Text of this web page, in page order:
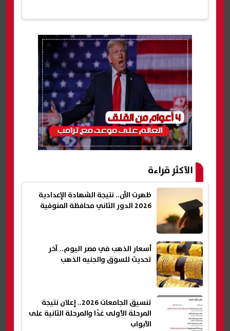
الأكثر قراءة
ظهرت الآن.. نتيجة الشهادة الإعدادية
2026 الدور الثاني محافظة المنوفية
أسعار الذهب في مصر اليوم.. آخر
تحديث للسوق والجنيه الذهب
تنسيق الجامعات 2026.. إعلان نتيجة
المرحلة الأولى غدًا والمرحلة الثانية على
الأبواب